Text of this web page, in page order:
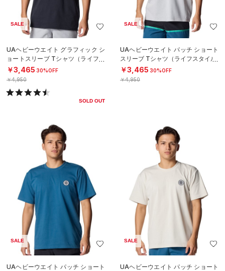
SALE
UAヘビーウエイト グラフィック シ
ョートスリーブ Tシャツ（ライフス
タイル/MEN）
￥3,465 30%OFF
￥4,950
SOLD OUT
SALE
UAヘビーウエイト パッチ ショート
スリーブ Tシャツ（ライフスタイル/
MEN）
￥3,465 30%OFF
￥4,950
SALE
UAヘビーウエイト パッチ ショート
SALE
UAヘビーウエイト パッチ ショート